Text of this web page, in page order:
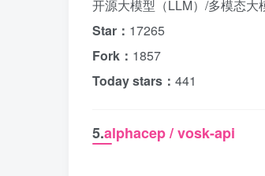
开源大模型（LLM）/多模态大
Star： 17265
Fork： 1857
Today stars： 441
5.alphacep / vosk-api